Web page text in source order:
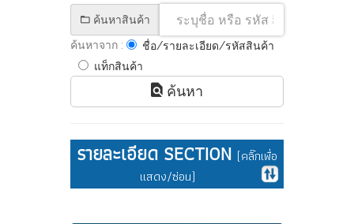
ค้นหาสินค้า
ค้นหาจาก :
ชื่อ/รายละเอียด/รหัสสินค้า
แท็กสินค้า
ค้นหา
รายละเอียด SECTION (คลิ๊กเพื่อ
แสดง/ซ่อน)